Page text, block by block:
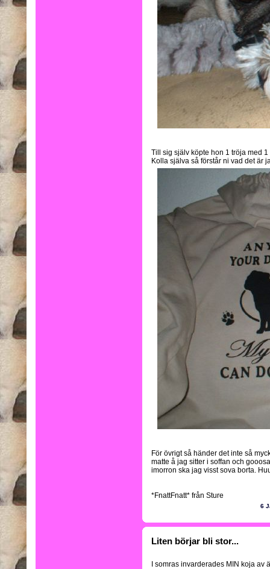
Till sig själv köpte hon 1 tröja med
Kolla själva så förstår ni vad det är
För övrigt så händer det inte så
matte å jag sitter i soffan och
imorron ska jag visst sova borta.
*FnattFnatt* från Sture
6
Liten börjar bli stor...
I somras invarderades MIN koja av